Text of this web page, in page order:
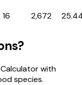
16 2,672
with
species.